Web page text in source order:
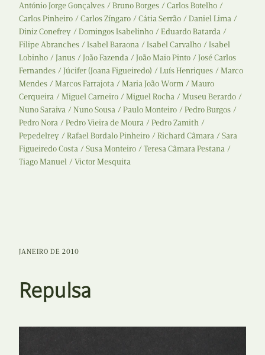
António Jorge Gonçalves
Bruno Borges
Carlos Botelho
Carlos Pinheiro
Carlos Zíngaro Cátia Serrão
Daniel Lima
Diniz Conefrey
Domingos Isabelinho
Eduardo Batarda
Filipe Abranches
Isabel Baraona Isabel Carvalho
Isabel
Lobinho
Janus João Fazenda João Maio Pinto
José Carlos
Fernandes
Júcifer (Joana Figueiredo) Luís Henriques
Marco
Mendes
Marcos Farrajota Maria João Worm
Mauro
Cerqueira
Miguel Carneiro Miguel Rocha
Museu Berardo
Nuno Saraiva
Nuno Sousa Paulo Monteiro
Pedro Burgos
Pedro Nora
Pedro Vieira de Moura
Pedro Zamith
Pepedelrey
Rafael Bordalo Pinheiro Richard Câmara
Sara
Figueiredo Costa
Susa Monteiro
Teresa Câmara Pestana
Tiago Manuel
Victor Mesquita
JANEIRO DE 2010
Repulsa